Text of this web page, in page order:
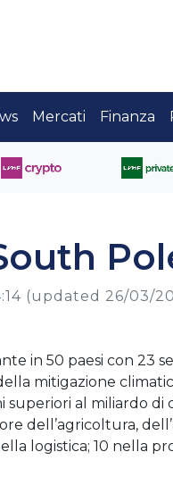
Mercati Finanza
(updated 26/03/
in 50 paesi con 23
mitigazione
al miliardo di
dell’agricoltura,
logistica; 10 nella